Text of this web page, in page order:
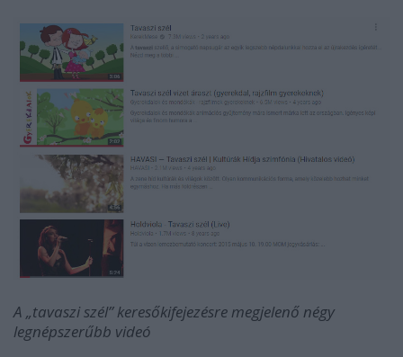
A „tavaszi szél” keresőkifejezésre megjelenő négy
legnépszerűbb videó